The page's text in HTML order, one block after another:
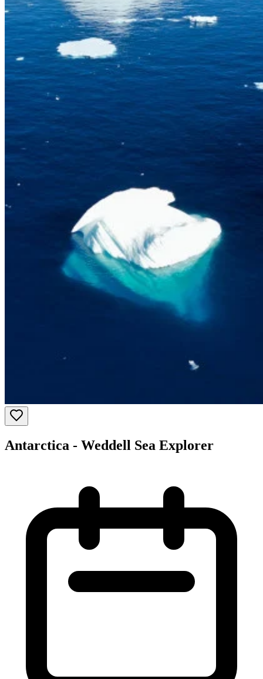
Antarctica - Weddell Sea Explorer